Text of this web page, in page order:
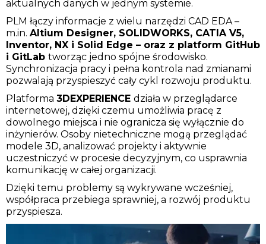
aktualnych danych w jednym systemie.
PLM łączy informacje z wielu narzędzi CAD EDA –
m.in. Altium Designer, SOLIDWORKS, CATIA V5,
Inventor, NX i Solid Edge – oraz z platform GitHub
i GitLab tworząc jedno spójne środowisko.
Synchronizacja pracy i pełna kontrola nad zmianami
pozwalają przyspieszyć cały cykl rozwoju produktu.
Platforma 3DEXPERIENCE działa w przeglądarce
internetowej, dzięki czemu umożliwia pracę z
dowolnego miejsca i nie ogranicza się wyłącznie do
inżynierów. Osoby nietechniczne mogą przeglądać
modele 3D, analizować projekty i aktywnie
uczestniczyć w procesie decyzyjnym, co usprawnia
komunikację w całej organizacji.
Dzięki temu problemy są wykrywane wcześniej,
współpraca przebiega sprawniej, a rozwój produktu
przyspiesza.